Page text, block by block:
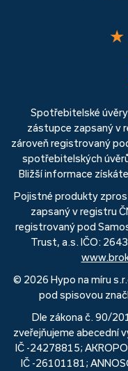
★
Spotřebitelské
zástupce zapsaný v
zároveň registrovaný
spotřebitelských
Bližší informace
Pojistné produkty
zapsaný v registru
registrovaný pod
Trust, a.s. IČO:
© 2026 Hypo na míru
pod spisovou
Dle zákona č. 90/
zveřejňujeme abecední
IČ -24278815;
IČ -26101181;